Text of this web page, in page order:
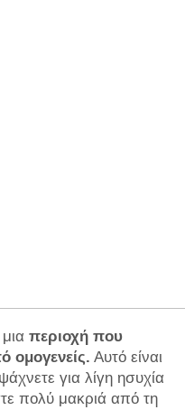
περιοχή που
ομογενείς. Αυτό είναι
για λίγη ησυχία
πολύ μακριά από τη